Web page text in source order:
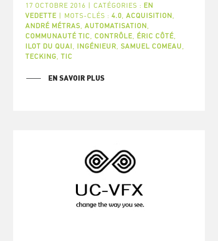
17 OCTOBRE 2016 | CATÉGORIES : EN
VEDETTE | MOTS-CLÉS : 4.0 ACQUISITION
ANDRÉ MÉTRAS AUTOMATISATION
COMMUNAUTÉ TIC
CONTRÔLE, ÉRIC CÔTÉ,
ILOT DU QUAI
INGÉNIEUR SAMUEL COMEAU
TECKING TIC
EN SAVOIR PLUS